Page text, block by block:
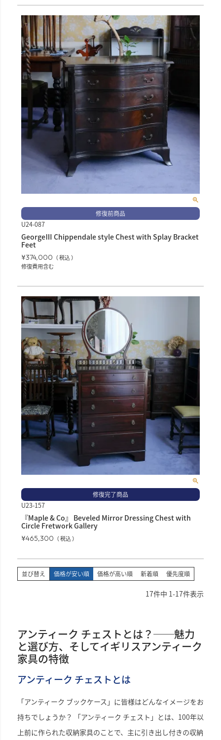
修復前商品
U24-087
GeorgeⅢ Chippendale style Chest with Splay Bracket
Feet
¥374,000
税込
修復費用含む
修復完了商品
U23-157
『Maple & Co』 Beveled Mirror Dressing Chest with
Circle Fretwork Gallery
¥465,300 税込
並び替え 価格が安い順 価格が高い順 新着順 優先度順
17件中 1-17件表示
アンティーク チェストとは？──魅力
と選び方、そしてイギリスアンティーク
家具の特徴
アンティーク チェストとは
「アンティーク ブックケース」に皆様はどんなイメージをお
持ちでしょうか？ 「アンティーク チェスト」とは、100年以
上前に作られた収納家具のことで、主に引き出し付きの収納